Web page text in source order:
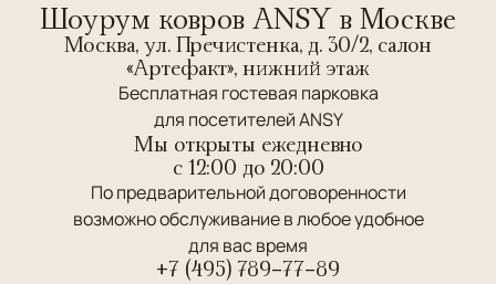
Шоурум ковров ANSY в Москве
Москва, ул. Пречистенка, д. 30/2, салон
«Артефакт», нижний этаж
Бесплатная гостевая парковка
для посетителей ANSY
Мы открыты ежедневно
c 12:00 до 20:00
По предварительной договоренности
возможно обслуживание в любое удобное
для вас время
+7 (495) 789-77-89